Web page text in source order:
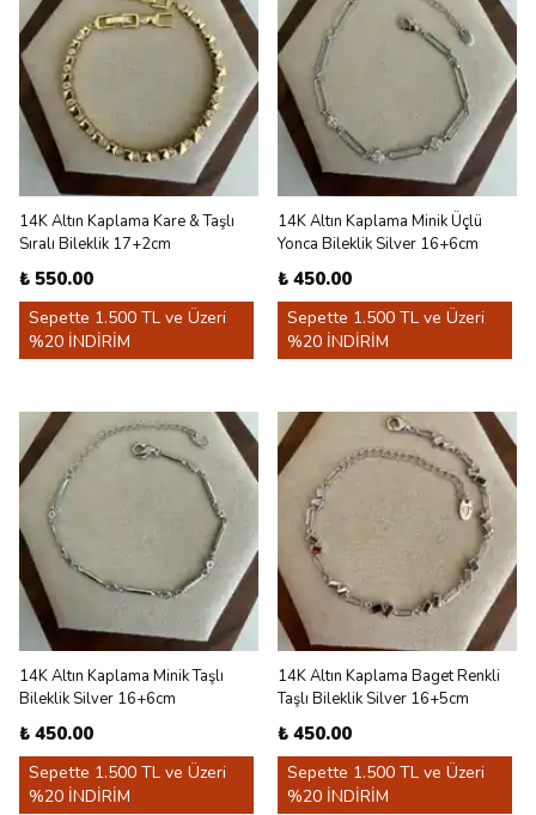
14K Altın Kaplama Kare & Taşlı
Sıralı Bileklik 17+2cm
₺ 550.00
Sepette 1.500 TL ve Üzeri
%20 İNDİRİM
14K Altın Kaplama Minik Üçlü
Yonca Bileklik Silver 16+6cm
₺ 450.00
Sepette 1.500 TL ve Üzeri
%20 İNDİRİM
14K Altın Kaplama Minik Taşlı
Bileklik Silver 16+6cm
₺ 450.00
Sepette 1.500 TL ve Üzeri
%20 İNDİRİM
14K Altın Kaplama Baget Renkli
Taşlı Bileklik Silver 16+5cm
₺ 450.00
Sepette 1.500 TL ve Üzeri
%20 İNDİRİM